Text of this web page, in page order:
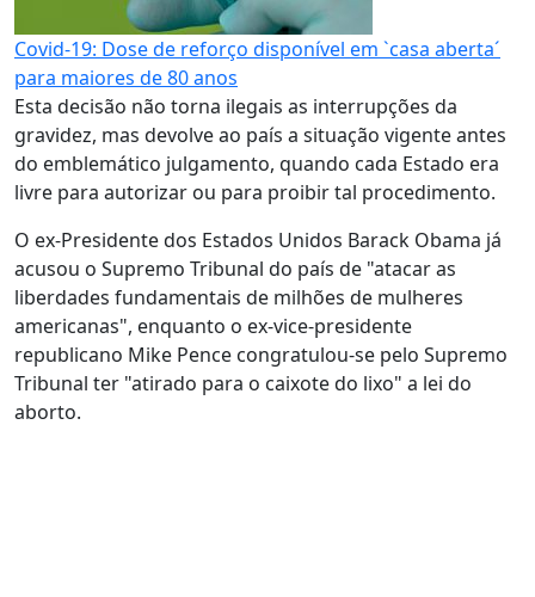
Covid-19: Dose de reforço disponível em `casa aberta´
para maiores de 80 anos
Esta decisão não torna ilegais as interrupções da
gravidez, mas devolve ao país a situação vigente antes
do emblemático julgamento, quando cada Estado era
livre para autorizar ou para proibir tal procedimento.
O ex-Presidente dos Estados Unidos Barack Obama já
acusou o Supremo Tribunal do país de "atacar as
liberdades fundamentais de milhões de mulheres
americanas", enquanto o ex-vice-presidente
republicano Mike Pence congratulou-se pelo Supremo
Tribunal ter "atirado para o caixote do lixo" a lei do
aborto.